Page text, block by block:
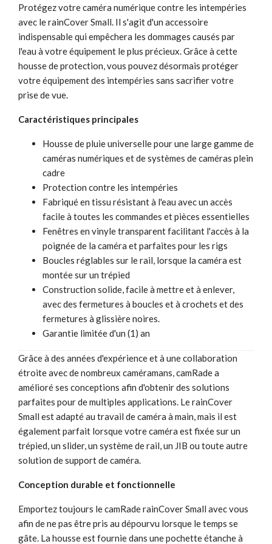
Protégez votre caméra numérique contre les intempéries
avec le rainCover Small. Il s'agit d'un accessoire
indispensable qui empêchera les dommages causés par
l'eau à votre équipement le plus précieux. Grâce à cette
housse de protection, vous pouvez désormais protéger
votre équipement des intempéries sans sacrifier votre
prise de vue.
Caractéristiques principales
Housse de pluie universelle pour une large gamme de
caméras numériques et de systèmes de caméras plein
cadre
Protection contre les intempéries
Fabriqué en tissu résistant à l'eau avec un accès
facile à toutes les commandes et pièces essentielles
Fenêtres en vinyle transparent facilitant l'accès à la
poignée de la caméra et parfaites pour les rigs
Boucles réglables sur le rail, lorsque la caméra est
montée sur un trépied
Construction solide, facile à mettre et à enlever,
avec des fermetures à boucles et à crochets et des
fermetures à glissière noires.
Garantie limitée d'un (1) an
Grâce à des années d'expérience et à une collaboration
étroite avec de nombreux caméramans, camRade a
amélioré ses conceptions afin d'obtenir des solutions
parfaites pour de multiples applications. Le rainCover
Small est adapté au travail de caméra à main, mais il est
également parfait lorsque votre caméra est fixée sur un
trépied, un slider, un système de rail, un JIB ou toute autre
solution de support de caméra.
Conception durable et fonctionnelle
Emportez toujours le camRade rainCover Small avec vous
afin de ne pas être pris au dépourvu lorsque le temps se
gâte. La housse est fournie dans une pochette étanche à